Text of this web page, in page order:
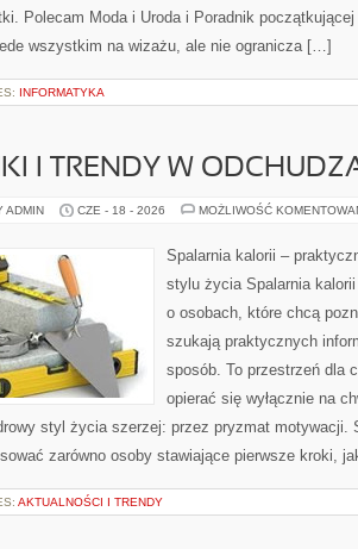
Polecam Moda i Uroda i Poradnik
wszystkim na wizażu, ale nie ogranicza […]
INFORMATYKA
I TRENDY W
ADMIN CZE - 18 - 2026 MOŻLIWOŚĆ
Spalarnia kalorii –
stylu życia Spalarnia
o osobach, które chcą
szukają praktycznych
sposób. To przestrzeń dla
opierać się wyłącznie na
styl życia szerzej: przez pryzmat motywacji.
zarówno osoby stawiające pierwsze kroki,
AKTUALNOŚCI I TRENDY